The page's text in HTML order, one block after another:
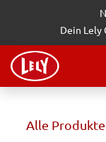
Zum Inhalt
Dein Lely
Alle Produkte